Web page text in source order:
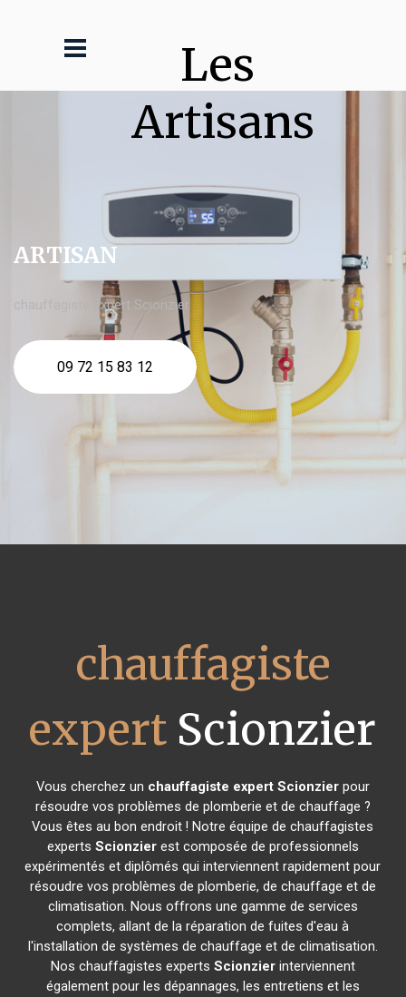
Les
Artisans
ARTISAN
chauffagiste expert Scionzier
09 72 15 83 12
chauffagiste
expert Scionzier
Vous cherchez un chauffagiste expert Scionzierpour
résoudre vos problèmes de plomberie et de chauffage ?
Vous êtes au bon endroit ! Notre équipe de chauffagistes
experts Scionzierest composée de professionnels
expérimentés et diplômés qui interviennent rapidement pour
résoudre vos problèmes de plomberie, de chauffage et de
climatisation. Nous offrons une gamme de services
complets, allant de la réparation de fuites d'eau à
l'installation de systèmes de chauffage et de climatisation.
Nos chauffagistes experts Scionzierinterviennent
également pour les dépannages, les entretiens et les